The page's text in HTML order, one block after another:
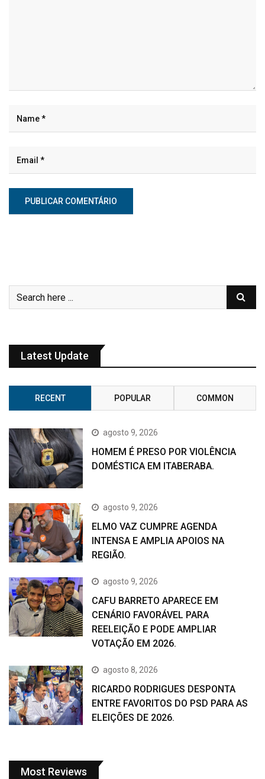
Latest Update
RECENT POPULAR COMMON
agosto 9, 2026
HOMEM É PRESO POR VIOLÊNCIA
DOMÉSTICA EM ITABERABA.
agosto 9, 2026
ELMO VAZ CUMPRE AGENDA
INTENSA E AMPLIA APOIOS NA
REGIÃO.
agosto 9, 2026
CAFU BARRETO APARECE EM
CENÁRIO FAVORÁVEL PARA
REELEIÇÃO E PODE AMPLIAR
VOTAÇÃO EM 2026.
agosto 8, 2026
RICARDO RODRIGUES DESPONTA
ENTRE FAVORITOS DO PSD PARA AS
ELEIÇÕES DE 2026.
Most Reviews